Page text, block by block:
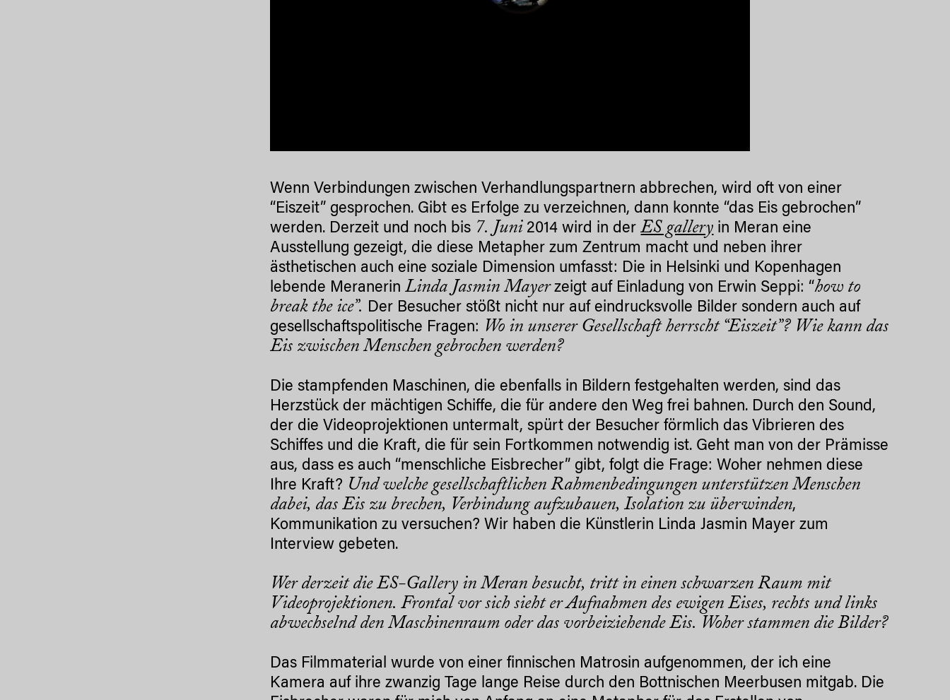
Wenn Verbindungen zwischen Verhandlungspartnern abbrechen, wird oft von einer
“Eiszeit” gesprochen. Gibt es Erfolge zu verzeichnen, dann konnte “das Eis gebrochen”
werden. Derzeit und noch bis 7. Juni 2014 wird in derES gallery in Meran eine
Ausstellung gezeigt, die diese Metapher zum Zentrum macht und neben ihrer
ästhetischen auch eine soziale Dimension umfasst: Die in Helsinki und Kopenhagen
lebende MeranerinLinda Jasmin Mayerzeigt auf Einladung von Erwin Seppi: “how to
break the ice”. Der Besucher stößt nicht nur auf eindrucksvolle Bilder sondern auch auf
gesellschaftspolitische Fragen: Wo in unserer Gesellschaft herrscht “Eiszeit”? Wie kann das
Eis zwischen Menschen gebrochen werden?
Die stampfenden Maschinen, die ebenfalls in Bildern festgehalten werden, sind das
Herzstück der mächtigen Schiffe, die für andere den Weg frei bahnen. Durch den Sound,
der die Videoprojektionen untermalt, spürt der Besucher förmlich das Vibrieren des
Schiffes und die Kraft, die für sein Fortkommen notwendig ist. Geht man von der Prämisse
aus, dass es auch “menschliche Eisbrecher” gibt, folgt die Frage: Woher nehmen diese
Ihre Kraft? Und welche gesellschaftlichen Rahmenbedingungen unterstützen Menschen
dabei, das Eis zu brechen, Verbindung aufzubauen, Isolation zu überwinden,
Kommunikation zu versuchen? Wir haben die Künstlerin Linda Jasmin Mayer zum
Interview gebeten.
Wer derzeit die ES-Gallery in Meran besucht, tritt in einen schwarzen Raum mit
Videoprojektionen. Frontal vor sich sieht er Aufnahmen des ewigen Eises, rechts und links
abwechselnd den Maschinenraum oder das vorbeiziehende Eis. Woher stammen die Bilder?
Das Filmmaterial wurde von einer finnischen Matrosin aufgenommen, der ich eine
Kamera auf ihre zwanzig Tage lange Reise durch den Bottnischen Meerbusen mitgab. Die